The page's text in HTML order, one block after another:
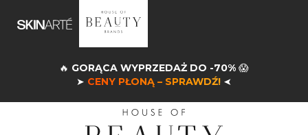
🔥 GORĄCA WYPRZEDAŻ DO -70% 😱
➤ CENY PŁONĄ – SPRAWDŹ! ➤